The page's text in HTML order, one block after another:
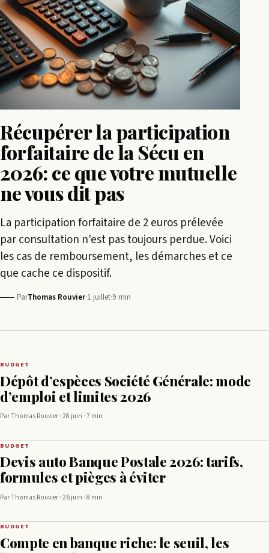
Récupérer la participation
forfaitaire de la Sécu en
2026: ce que votre mutuelle
ne vous dit pas
La participation forfaitaire de 2 euros prélevée
par consultation n'est pas toujours perdue. Voici
les cas de remboursement, les démarches et ce
que cache ce dispositif.
ParThomas Rouvier·1 juillet·9 min
BUDGET
Dépôt d’espèces Société Générale: mode
d’emploi et limites 2026
Par Thomas Rouvier · 28 juin · 7 min
BUDGET
Devis auto Banque Postale 2026: tarifs,
formules et pièges à éviter
Par Thomas Rouvier · 26 juin · 8 min
BUDGET
Compte en banque riche: le seuil, les